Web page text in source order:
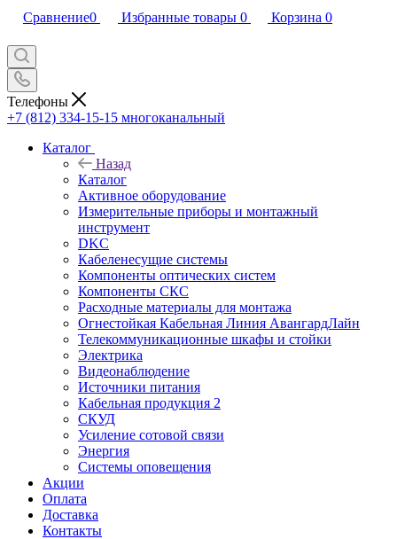
Сравнение0 Избранные товары 0 Корзина 0
Телефоны
+7 (812) 334-15-15 многоканальный
Каталог
Назад
Каталог
Активное оборудование
Измерительные приборы и монтажный
инструмент
DKC
Кабеленесущие системы
Компоненты оптических систем
Компоненты СКС
Расходные материалы для монтажа
Огнестойкая Кабельная Линия АвангардЛайн
Телекоммуникационные шкафы и стойки
Электрика
Видеонаблюдение
Источники питания
Кабельная продукция 2
СКУД
Усиление сотовой связи
Энергия
Системы оповещения
Акции
Оплата
Доставка
Контакты